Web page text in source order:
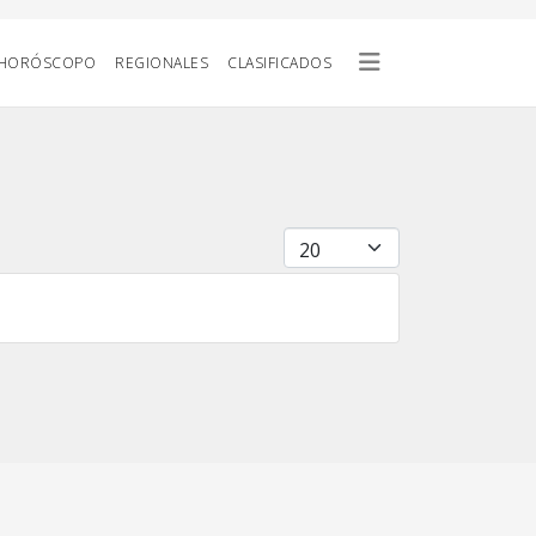
REGIONALES CLASIFICADOS
Cantidad